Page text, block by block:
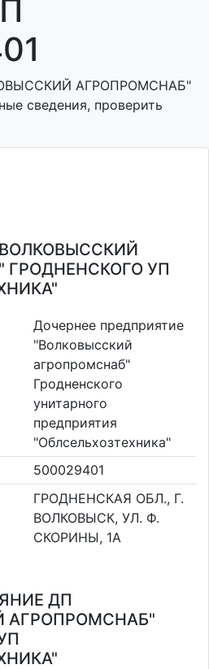
АГРОПРОМСНАБ"
сведения, проверить
УП
Дочернее предприятие
"Волковысский
агропромснаб"
Гродненского
унитарного
предприятия
"Облсельхозтехника"
500029401
ГРОДНЕНСКАЯ ОБЛ., Г.
ВОЛКОВЫСК, УЛ. Ф.
СКОРИНЫ, 1А
ДП
АГРОПРОМСНАБ"